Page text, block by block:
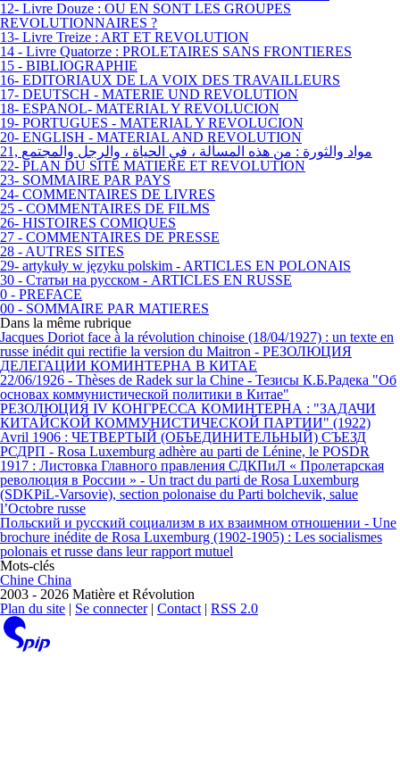
12- Livre Douze : OU EN SONT LES GROUPES
REVOLUTIONNAIRES ?
13- Livre Treize : ART ET REVOLUTION
14 - Livre Quatorze : PROLETAIRES SANS FRONTIERES
15 - BIBLIOGRAPHIE
16- EDITORIAUX DE LA VOIX DES TRAVAILLEURS
17- DEUTSCH - MATERIE UND REVOLUTION
18- ESPANOL- MATERIAL Y REVOLUCION
19- PORTUGUES - MATERIAL Y REVOLUCION
20- ENGLISH - MATERIAL AND REVOLUTION
21, مواد والثورة : من هذه المسألة ، في الحياة ، والرجل والمجتمع
22- PLAN DU SITE MATIERE ET REVOLUTION
23- SOMMAIRE PAR PAYS
24- COMMENTAIRES DE LIVRES
25 - COMMENTAIRES DE FILMS
26- HISTOIRES COMIQUES
27 - COMMENTAIRES DE PRESSE
28 - AUTRES SITES
29- artykuły w języku polskim - ARTICLES EN POLONAIS
30 - Статьи на русском - ARTICLES EN RUSSE
0 - PREFACE
00 - SOMMAIRE PAR MATIERES
Dans la même rubrique
Jacques Doriot face à la révolution chinoise (18/04/1927) : un texte en
russe inédit qui rectifie la version du Maitron - РЕЗОЛЮЦИЯ
ДЕЛЕГАЦИИ КОМИНТЕРНА В КИТАЕ
22/06/1926 - Thèses de Radek sur la Chine - Тезисы К.Б.Радека "Об
основах коммунистической политики в Китае"
РЕЗОЛЮЦИЯ IV КОНГРЕССА КОМИНТЕРНА : "ЗАДАЧИ
КИТАЙСКОЙ КОММУНИСТИЧЕСКОЙ ПАРТИИ" (1922)
Avril 1906 : ЧЕТВЕРТЫЙ (ОБЪЕДИНИТЕЛЬНЫЙ) СЪЕЗД
РСДРП - Rosa Luxemburg adhère au parti de Lénine, le POSDR
1917 : Листовка Главного правления СДКПиЛ « Пролетарская
революция в России » - Un tract du parti de Rosa Luxemburg
(SDKPiL-Varsovie), section polonaise du Parti bolchevik, salue
l’Octobre russe
Польский и русский социализм в их взаимном отношении - Une
brochure inédite de Rosa Luxemburg (1902-1905) : Les socialismes
polonais et russe dans leur rapport mutuel
Mots-clés
Chine China
2003 - 2026 Matière et Révolution
Plan du site | Se connecter| Contact | RSS 2.0